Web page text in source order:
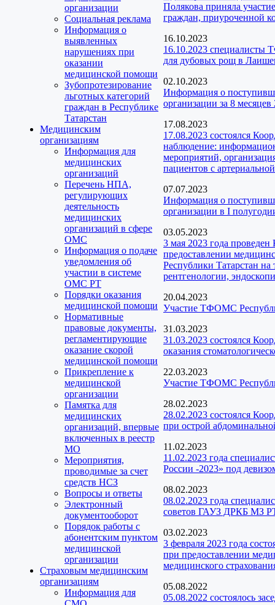
организации
Социальная реклама
Информация о
выявленных
нарушениях при
оказании
медицинской помощи
Зубопротезирование
льготных категорий
граждан в Республике
Татарстан
Медицинским
организациям
Информация для
медицинских
организаций
Перечень НПА,
регулирующих
деятельность
медицинских
организаций в сфере
ОМС
Информация о подаче
уведомления об
участии в системе
ОМС РТ
Порядки оказания
медицинской помощи
Нормативные
правовые документы,
регламентирующие
оказание скорой
медицинской помощи
Прикрепление к
медицинской
организации
Памятка для
медицинских
организаций, впервые
включенных в реестр
МО
Мероприятия,
проводимые за счет
средств НСЗ
Вопросы и ответы
Электронный
документооборот
Порядок работы с
абонентским пунктом
медицинской
организации
Страховым медицинским
организациям
Информация для
Полякова приняла
граждан, приуроченной
16.10.2023
16.10.2023 специалисты
для дубовых рощ в
02.10.2023
Информация о
организации за 8 месяцев
17.08.2023
17.08.2023 состоялся
наблюдение:
мероприятий,
пациентов с
07.07.2023
Информация о
организации в I
03.05.2023
3 мая 2023 года
предоставлении
Республики Татарстан
рентгенологии,
20.04.2023
Участие ТФОМС
31.03.2023
31.03.2023 состоялся
оказания
22.03.2023
Участие ТФОМС
28.02.2023
28.02.2023 состоялся
при острой
11.02.2023
11.02.2023 года
России -2023» под
08.02.2023
08.02.2023 года
советов ГАУЗ ДРКБ МЗ
03.02.2023
3 февраля 2023 года
при предоставлении
медицинского
05.08.2022
05.08.2022 состоялось